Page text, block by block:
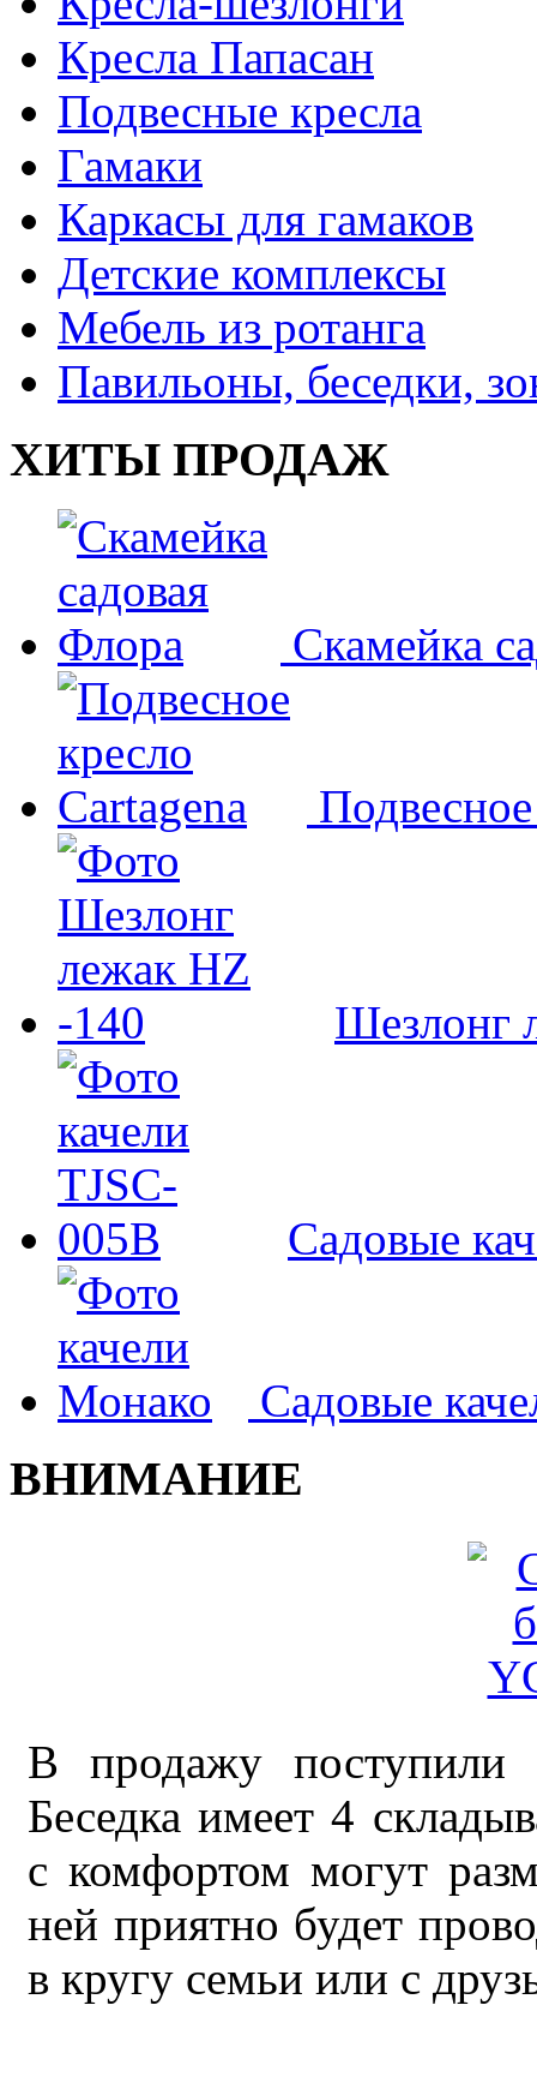
Кресла Папасан
Подвесные кресла
Гамаки
Каркасы для гамаков
Детские комплексы
Мебель из ротанга
Павильоны, беседки,
ХИТЫ ПРОДАЖ
Скамейка
Шезлонг
Садовые
Садовые
ВНИМАНИЕ
В продажу поступили
Беседка имеет 4
с комфортом могут
ней приятно будет
в кругу семьи или с